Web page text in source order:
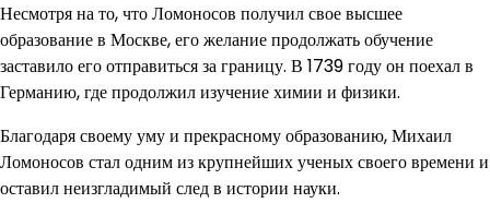
Несмотря на то, что Ломоносов получил свое высшее
образование в Москве, его желание продолжать обучение
заставило его отправиться за границу. В 1739 году он поехал в
Германию, где продолжил изучение химии и физики.
Благодаря своему уму и прекрасному образованию, Михаил
Ломоносов стал одним из крупнейших ученых своего времени и
оставил неизгладимый след в истории науки.